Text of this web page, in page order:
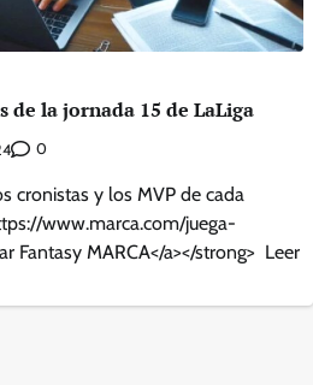
de la jornada 15 de LaLiga
0
cronistas y los MVP de cada
www.marca.com/juega-
Fantasy MARCA</a></strong> Leer